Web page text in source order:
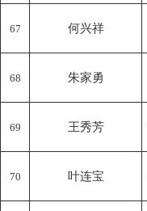
67 何兴祥
68 朱家勇
69 王秀芳
70 叶连宝